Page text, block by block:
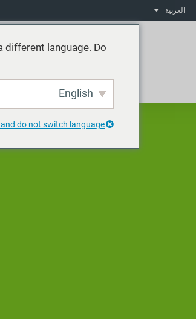
العربية
different language. Do
English
and do not switch language